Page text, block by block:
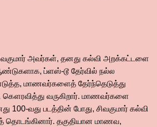
அவர்கள், தனது கல்வி அறக்கட்டளை
ப்ளஸ்-டூ தேர்வில் நல்ல
மாணவர்களைத் தேர்ந்தெடுத்து
கௌரவித்து வருகிறார். மாணவர்களை
100-வது படத்தின் போது, சிவகுமார் கல்வி
தகுதியான மாணவ,